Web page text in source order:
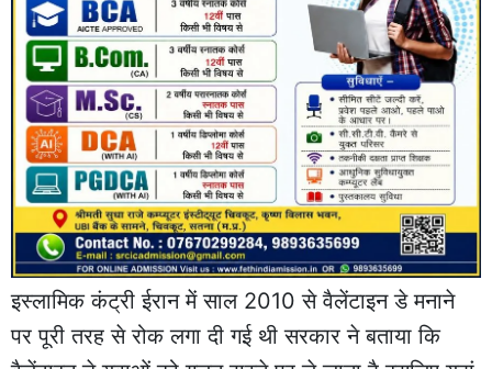
इस्लामिक कंट्री ईरान में साल 2010 से वैलेंटाइन डे मनाने
पर पूरी तरह से रोक लगा दी गई थी सरकार ने बताया कि